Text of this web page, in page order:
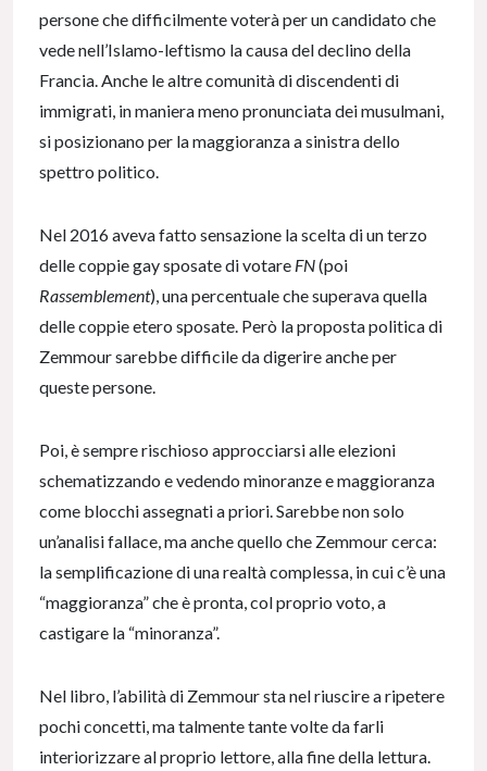
persone che difficilmente voterà per un candidato che
vede nell’Islamo-leftismo la causa del declino della
Francia. Anche le altre comunità di discendenti di
immigrati, in maniera meno pronunciata dei musulmani,
si posizionano per la maggioranza a sinistra dello
spettro politico.
Nel 2016 aveva fatto sensazione la scelta di un terzo
delle coppie gay sposate di votare FN(poi
Rassemblement), una percentuale che superava quella
delle coppie etero sposate. Però la proposta politica di
Zemmour sarebbe difficile da digerire anche per
queste persone.
Poi, è sempre rischioso approcciarsi alle elezioni
schematizzando e vedendo minoranze e maggioranza
come blocchi assegnati a priori. Sarebbe non solo
un’analisi fallace, ma anche quello che Zemmour cerca:
la semplificazione di una realtà complessa, in cui c’è una
“maggioranza” che è pronta, col proprio voto, a
castigare la “minoranza”.
Nel libro, l’abilità di Zemmour sta nel riuscire a ripetere
pochi concetti, ma talmente tante volte da farli
interiorizzare al proprio lettore, alla fine della lettura.